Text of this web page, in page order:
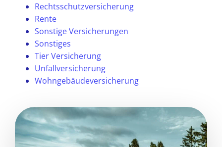
Rechtsschutzversicherung
Rente
Sonstige Versicherungen
Sonstiges
Tier Versicherung
Unfallversicherung
Wohngebäudeversicherung